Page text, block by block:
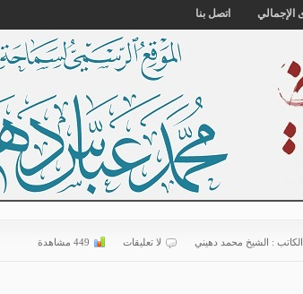
الإجمالي اتصل بنا
الكاتب : الشیخ محمد دهیني لا تعليقات 449 مشاهدة